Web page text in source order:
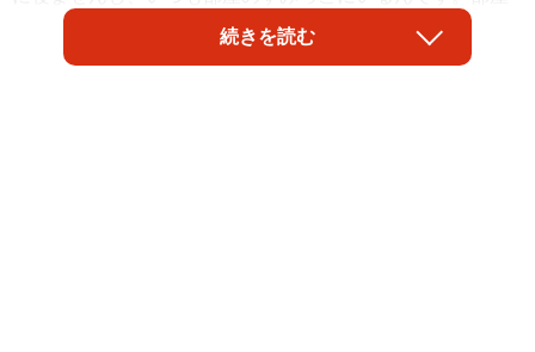
のすみっこから、家族の様子をじーっと眺める。
続きを読む